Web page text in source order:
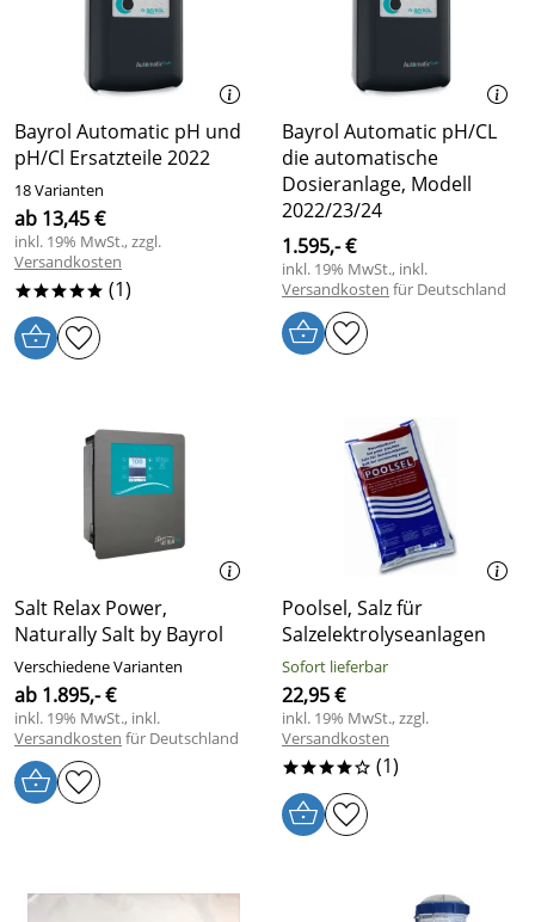
Bayrol Automatic pH und
pH/Cl Ersatzteile 2022
18 Varianten
ab 13,45 €
inkl. 19% MwSt., zzgl.
Versandkosten
***** (1)
Bayrol Automatic pH/CL
die automatische
Dosieranlage, Modell
2022/23/24
1.595,- €
inkl. 19% MwSt., inkl.
Versandkosten für Deutschland
Salt Relax Power,
Naturally Salt by Bayrol
Verschiedene Varianten
ab 1.895,- €
inkl. 19% MwSt., inkl.
Versandkosten für Deutschland
Poolsel, Salz für
Salzelektrolyseanlagen
Sofort lieferbar
22,95 €
inkl. 19% MwSt., zzgl.
Versandkosten
****o (1)